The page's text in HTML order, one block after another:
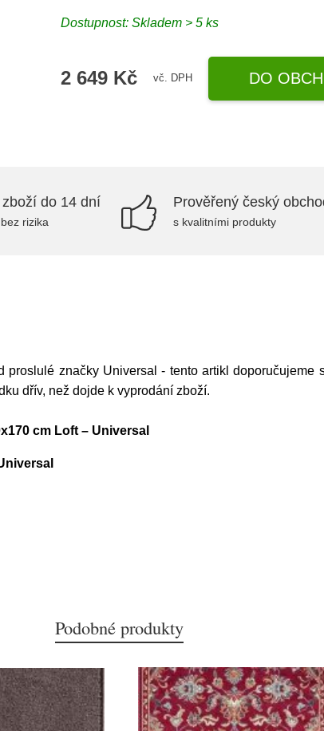
Dostupnost: Skladem > 5 ks
2 649 Kč vč. DPH DO
do 14 dní
rizika
Prověřený český
s kvalitními produkty
proslulé značky Universal - tento artikl doporučujeme
dřív, než dojde k vyprodání zboží.
cm Loft – Universal
Podobné produkty